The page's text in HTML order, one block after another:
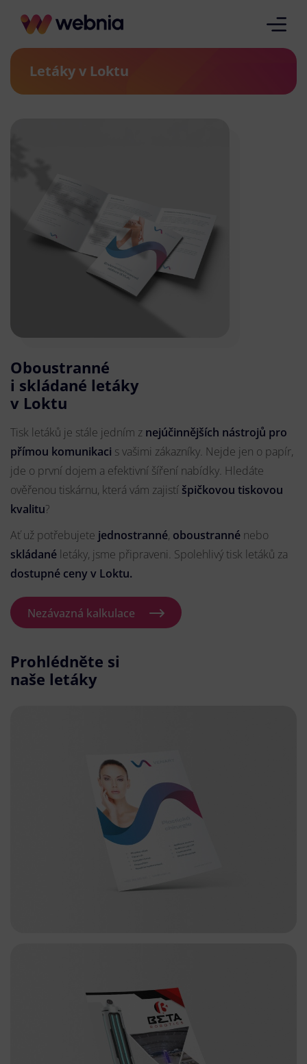
Letáky v Loktu
Oboustranné
i skládané letáky
v Loktu
Tisk letáků je stále jedním z nejúčinnějších nástrojů pro
přímou komunikaci s vašimi zákazníky. Nejde jen o papír,
jde o první dojem a efektivní šíření nabídky. Hledáte
ověřenou tiskárnu, která vám zajistí špičkovou tiskovou
kvalitu?
Ať už potřebujete jednostranné, oboustranné nebo
skládané letáky, jsme připraveni. Spolehlivý tisk letáků za
dostupné ceny v Loktu.
Nezávazná kalkulace
Prohlédněte si
naše letáky